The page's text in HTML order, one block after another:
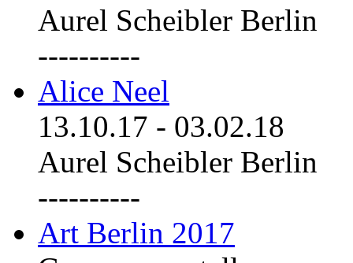
Aurel Scheibler Berlin
----------
Alice Neel
13.10.17 - 03.02.18
Aurel Scheibler Berlin
----------
Art Berlin 2017